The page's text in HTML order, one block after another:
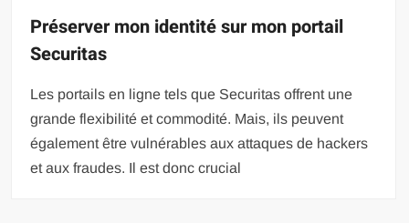
Préserver mon identité sur mon portail
Securitas
Les portails en ligne tels que Securitas offrent une
grande flexibilité et commodité. Mais, ils peuvent
également être vulnérables aux attaques de hackers
et aux fraudes. Il est donc crucial